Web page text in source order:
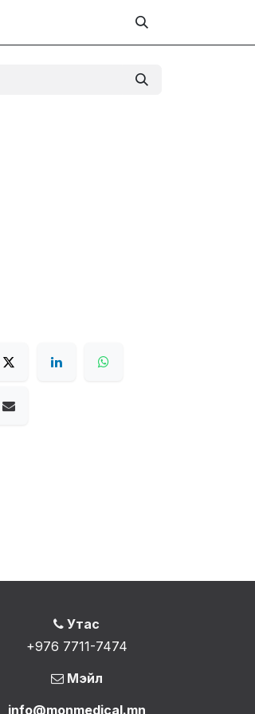
Утас
+976 7711-7474
Мэйл
info@monmedical.mn